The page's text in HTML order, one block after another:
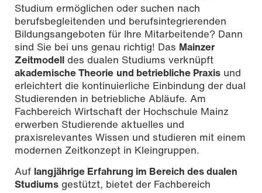
Studium ermöglichen oder suchen nach
berufsbegleitenden und berufsintegrierenden
Bildungsangeboten für Ihre Mitarbeitende? Dann
sind Sie bei uns genau richtig! Das Mainzer
Zeitmodell des dualen Studiums verknüpft
akademische Theorie und betriebliche Praxis und
erleichtert die kontinuierliche Einbindung der dual
Studierenden in betriebliche Abläufe. Am
Fachbereich Wirtschaft der Hochschule Mainz
erwerben Studierende aktuelles und
praxisrelevantes Wissen und studieren mit einem
modernen Zeitkonzept in Kleingruppen.
Auf langjährige Erfahrung im Bereich des dualen
Studiums gestützt, bietet der Fachbereich